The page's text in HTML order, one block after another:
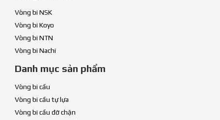
Vòng bi NSK
Vòng bi Koyo
Vòng bi NTN
Vòng bi Nachi
Danh mục sản phẩm
Vòng bi cầu
Vòng bi cầu tự lựa
Vòng bi cầu đỡ chặn